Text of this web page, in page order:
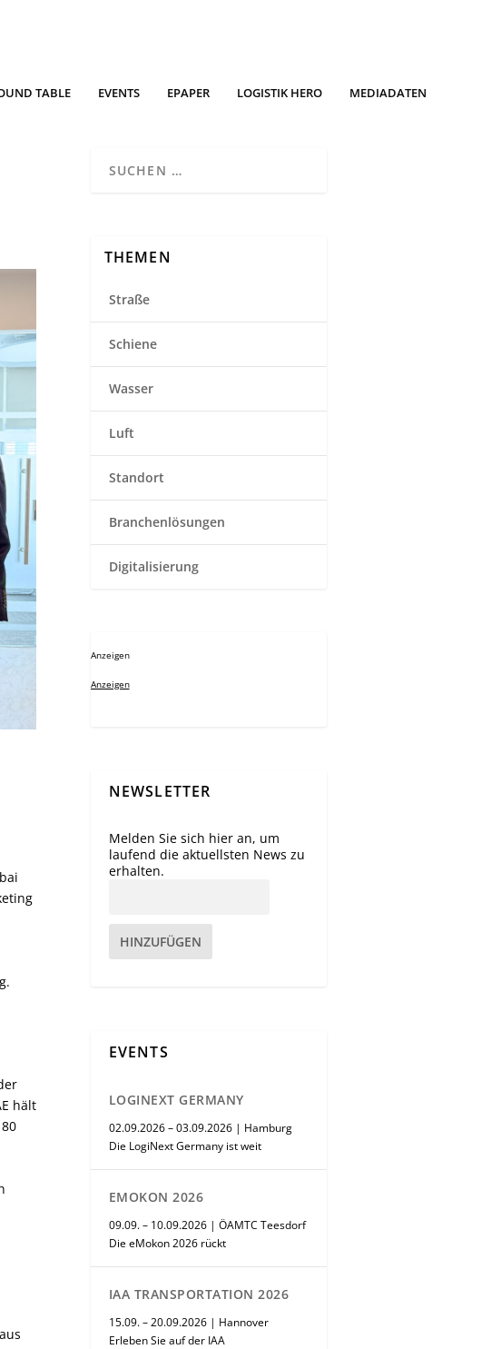
TABLE EVENTS EPAPER LOGISTIK HERO MEDIADATEN
hält
THEMEN
Straße
Schiene
Wasser
Luft
Standort
Branchenlösungen
Digitalisierung
Anzeigen
Anzeigen
NEWSLETTER
Melden Sie sich hier an, um
laufend die aktuellsten News zu
erhalten.
HINZUFÜGEN
EVENTS
LOGINEXT GERMANY
02.09.2026 – 03.09.2026 | Hamburg
Die LogiNext Germany ist weit
EMOKON 2026
09.09. – 10.09.2026 | ÖAMTC Teesdorf
Die eMokon 2026 rückt
IAA TRANSPORTATION 2026
15.09. – 20.09.2026 | Hannover
Erleben Sie auf der IAA